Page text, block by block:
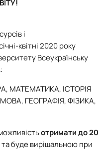
і
квітні 2020 року
Всеукраїнську
МАТЕМАТИКА, ІСТОРІЯ
ГЕОГРАФІЯ, ФІЗИКА,
отримати до 20
буде вирішальною при